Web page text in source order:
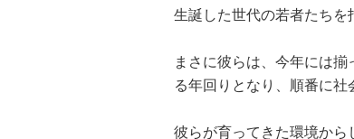
生誕した世代の若者たちを
まさに彼らは、今年には揃
る年回りとなり、順番に社
彼らが育ってきた環境から